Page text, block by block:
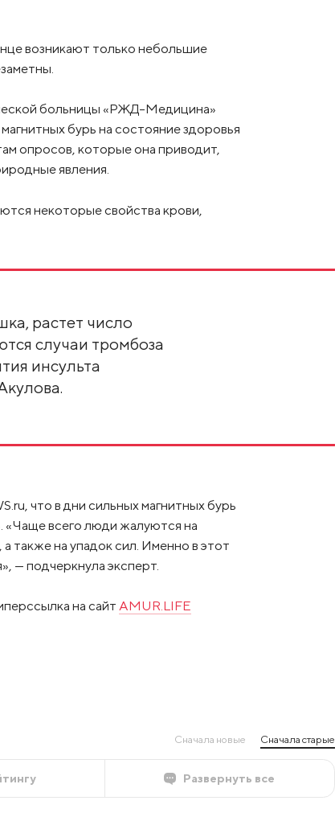
возникают только небольшие
больницы «РЖД-Медицина»
бурь на состояние здоровья
опросов, которые она приводит,
явления.
некоторые свойства крови,
растет число
случаи тромбоза
инсульта
что в дни сильных магнитных бурь
«Чаще всего люди жалуются на
также на упадок сил. Именно в этот
— подчеркнула эксперт.
на сайт AMUR.LIFE
Сначала новые Сначала старые
Развернуть все